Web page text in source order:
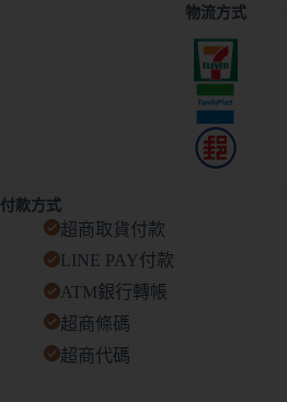
物流方式
付款方式
超商取貨付款
LINE PAY付款
ATM銀行轉帳
超商條碼
超商代碼